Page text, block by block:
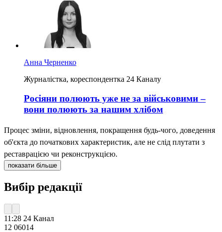
Анна Черненко
Журналістка, кореспондентка 24 Каналу
Росіяни полюють уже не за військовими –
вони полюють за нашим хлібом
Процес зміни, відновлення, покращення будь-чого, доведення
об'єкта до початкових характеристик, але не слід плутати з
реставрацією чи реконструкцією.
показати більше
Вибір редакції
11:28 24 Канал
12 06014